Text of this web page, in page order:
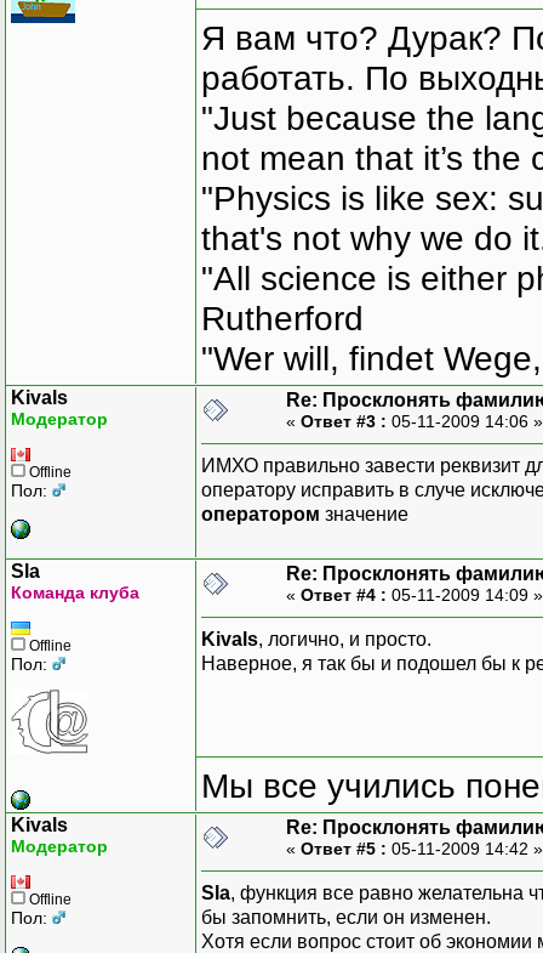
Я вам что? Дурак?
работать. По
"Just because the
not mean that it’s the
"Physics is like sex:
that's not why we do
"All science is either
Rutherford
"Wer will, findet
Kivals
Модератор
Offline
Пол:
Re: Просклонять
« Ответ #3 : 05-11-2009 14:06
ИМХО правильно завести реквизит
оператору исправить в случе
оператором значение
Sla
Команда клуба
Offline
Пол:
Re: Просклонять
« Ответ #4 : 05-11-2009 14:09
Kivals, логично, и просто.
Наверное, я так бы и подошел бы к
Мы все учились
Kivals
Модератор
Offline
Пол:
Re: Просклонять
« Ответ #5 : 05-11-2009 14:42
Sla, функция все равно желательна
бы запомнить, если он изменен.
Хотя если вопрос стоит об